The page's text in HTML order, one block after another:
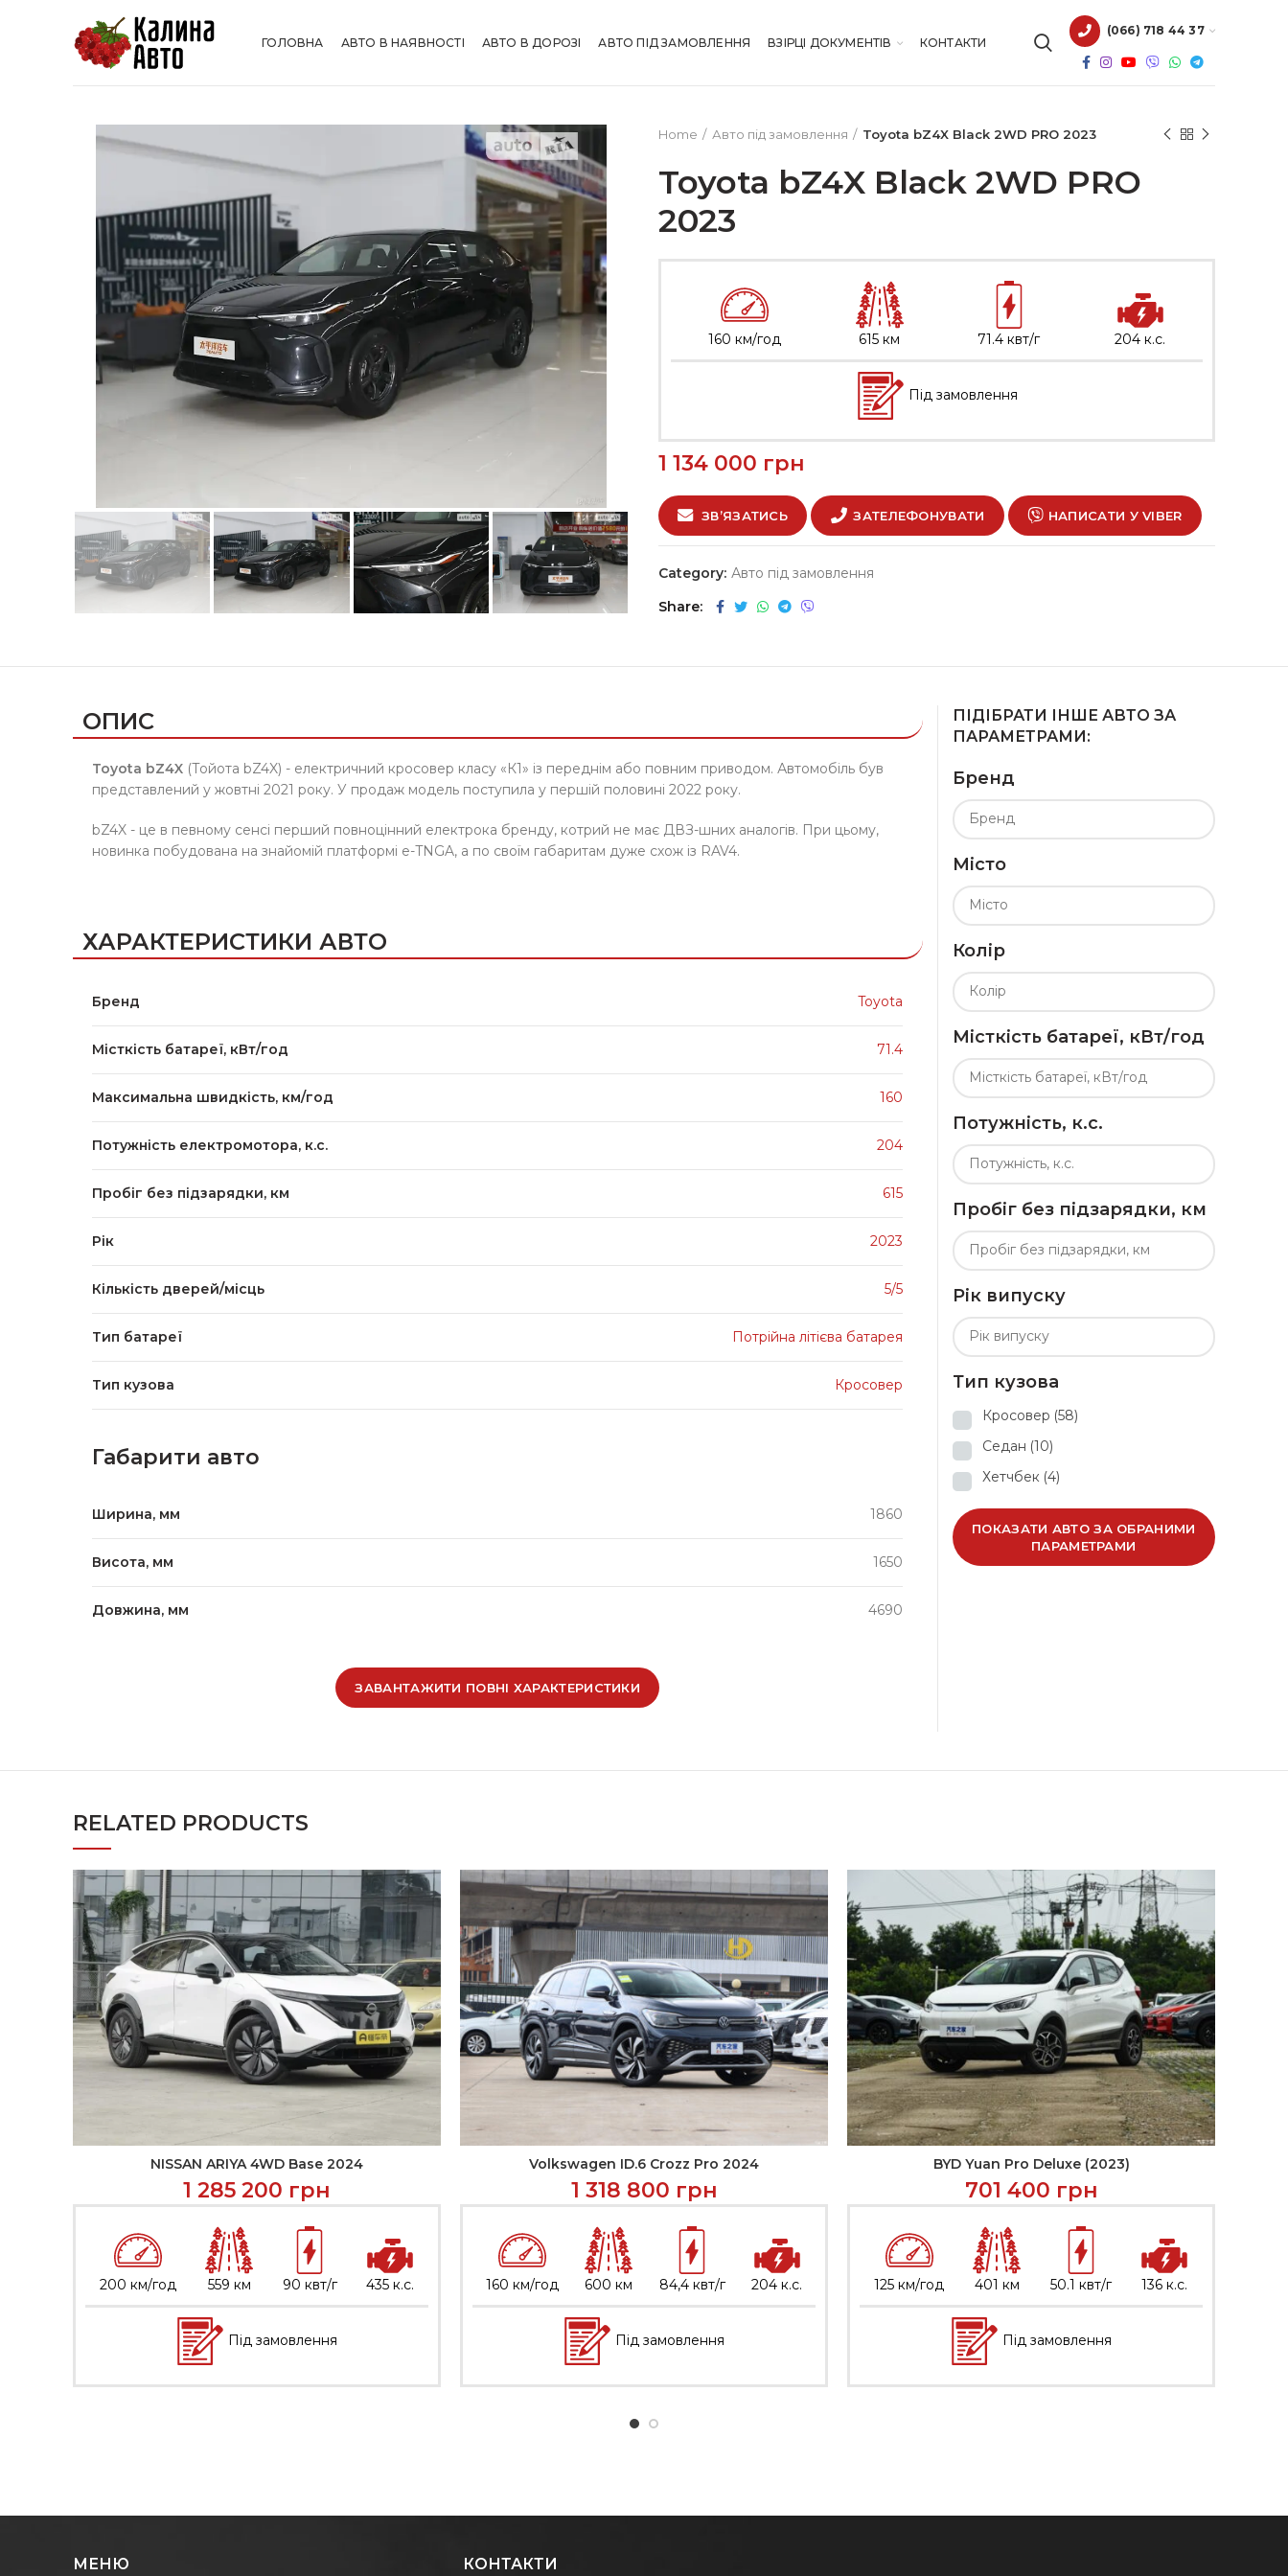
ГОЛОВНА АВТО В НАЯВНОСТІ АВТО В ДОРОЗІ АВТО ПІД ЗАМОВЛЕННЯ ВЗІРЦІ ДОКУМЕНТІВ КОНТАКТИ
(066) 718 44 37
Home Авто під замовлення Toyota bZ4X Black 2WD PRO 2023
Toyota bZ4X Black 2WD PRO
2023
160 км/год 615 км 71.4 квт/г 204 к.с.
Під замовлення
1 134 000 грн
ЗВ’ЯЗАТИСЬ ЗАТЕЛЕФОНУВАТИ НАПИСАТИ У VIBER
Category: Авто під замовлення
Share
ОПИС
Toyota bZ4X (Тойота bZ4X) - електричний кросовер класу «К1» із переднім або повним приводом. Автомобіль був
представлений у жовтні 2021 року. У продаж модель поступила у першій половині 2022 року.
bZ4X - це в певному сенсі перший повноцінний електрока бренду, котрий не має ДВЗ-шних аналогів. При цьому,
новинка побудована на знайомій платформі e-TNGA, а по своїм габаритам дуже схож із RAV4.
ХАРАКТЕРИСТИКИ АВТО
Бренд Toyota
Місткість батареї, кВт/год 71.4
Максимальна швидкість, км/год 160
Потужність електромотора, к.с. 204
Пробіг без підзарядки, км 615
Рік 2023
Кількість дверей/місць 5/5
Тип батареї Потрійна літієва батарея
Тип кузова Кросовер
Габарити авто
Ширина, мм 1860
Висота, мм 1650
Довжина, мм 4690
ЗАВАНТАЖИТИ ПОВНІ ХАРАКТЕРИСТИКИ
ПІДІБРАТИ ІНШЕ АВТО ЗА
ПАРАМЕТРАМИ:
Бренд
Місто
Колір
Місткість батареї, кВт/год
Потужність, к.с.
Пробіг без підзарядки, км
Рік випуску
Тип кузова
Кросовер (58)
Седан (10)
Хетчбек (4)
ПОКАЗАТИ АВТО ЗА ОБРАНИМИ
ПАРАМЕТРАМИ
RELATED PRODUCTS
ЗВ’ЯЗАТИСЬ
NISSAN ARIYA 4WD Base 2024
1 285 200 грн
200 км/год 559 км 90 квт/г 435 к.с.
Під замовлення
ЗВ’ЯЗАТИСЬ
Volkswagen ID.6 Crozz Pro 2024
1 318 800 грн
160 км/год 600 км 84,4 квт/г 204 к.с.
Під замовлення
ЗВ’ЯЗАТИСЬ
BYD Yuan Pro Deluxe (2023)
701 400 грн
125 км/год 401 км 50.1 квт/г 136 к.с.
Під замовлення
МЕНЮ КОНТАКТИ